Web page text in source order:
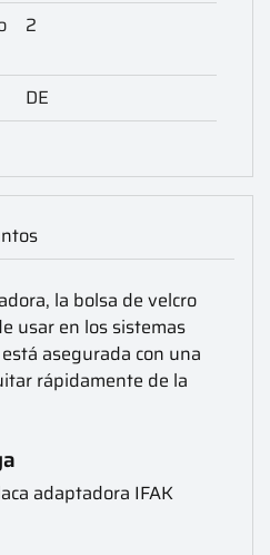
2
DE
la bolsa de velcro
usar en los sistemas
asegurada con una
rápidamente de la
adaptadora IFAK